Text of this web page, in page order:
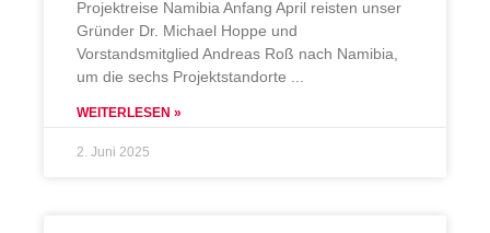
Projektreise Namibia Anfang April reisten unser
Gründer Dr. Michael Hoppe und
Vorstandsmitglied Andreas Roß nach Namibia,
um die sechs Projektstandorte
WEITERLESEN »
2. Juni 2025